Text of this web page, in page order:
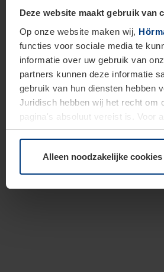
Deze website maakt gebruik van
Op onze website maken wij,
functies voor sociale media te
informatie over uw gebruik van
partners kunnen deze informatie
gebruik van hun diensten hebben
Juridisch hebben wij het recht om
pagina's absoluut vereist is. Voor
moment bij de uitleg van de
Alleen noodzakelijke cookies